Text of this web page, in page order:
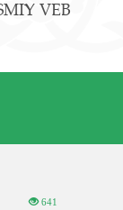
VEB
641